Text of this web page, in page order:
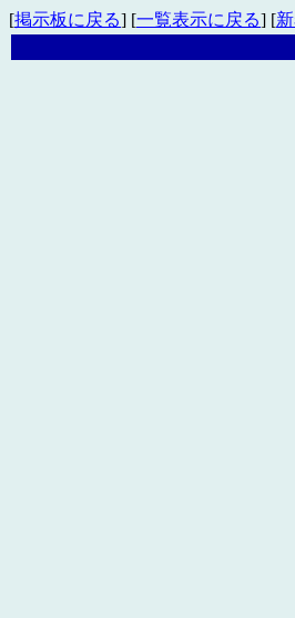
[掲示板に戻る] [一覧表示に戻る] [